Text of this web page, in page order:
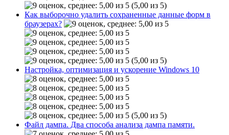
(5,00 из 5)
Как выборочно удалить сохраненные данные форм в
браузерах?
(5,00 из 5)
Настройка, оптимизация и ускорение Windows 10
(5,00 из 5)
Файл дампа. Два способа анализа дампа памяти.